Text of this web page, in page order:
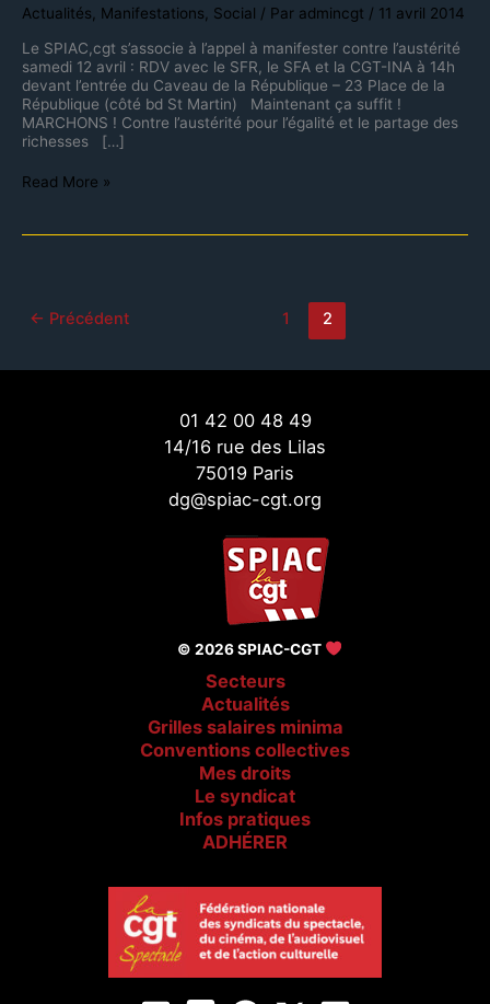
Actualités Manifestations Social / Par admincgt / 11 avril 2014
Le SPIAC,cgt s’associe à l’appel à manifester contre l’austérité
samedi 12 avril : RDV avec le SFR, le SFA et la CGT-INA à 14h
devant l’entrée du Caveau de la République – 23 Place de la
République (côté bd St Martin) Maintenant ça suffit !
MARCHONS ! Contre l’austérité pour l’égalité et le partage des
richesses […]
Read More »
← Précédent 1 2
01 42 00 48 49
14/16 rue des Lilas
75019 Paris
dg@spiac-cgt.org
© 2026 SPIAC-CGT
Secteurs
Actualités
Grilles salaires minima
Conventions collectives
Mes droits
Le syndicat
Infos pratiques
ADHÉRER